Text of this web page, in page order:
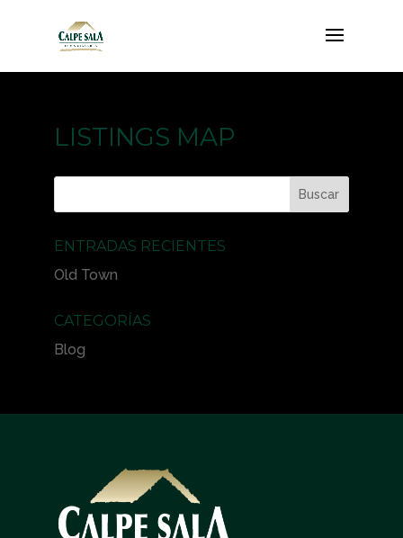
LISTINGS MAP
ENTRADAS RECIENTES
Old Town
CATEGORÍAS
Blog